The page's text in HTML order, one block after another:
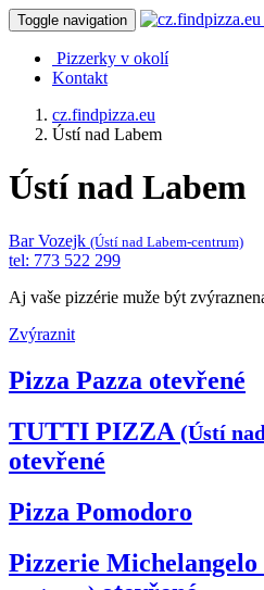
Toggle navigation
Pizzerky v okolí
Kontakt
cz.findpizza.eu
Ústí nad Labem
Ústí nad Labem
Bar Vozejk (Ústí nad Labem-centrum)
tel: 773 522 299
Aj vaše pizzérie muže být
Zvýraznit
Pizza Pazza otevřené
TUTTI PIZZA (Ústí
otevřené
Pizza Pomodoro
Pizzerie Michelangelo